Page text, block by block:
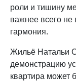
роли и тишину
важнее всего не
гармония.
Жильё Натальи
демонстрацию
квартира может